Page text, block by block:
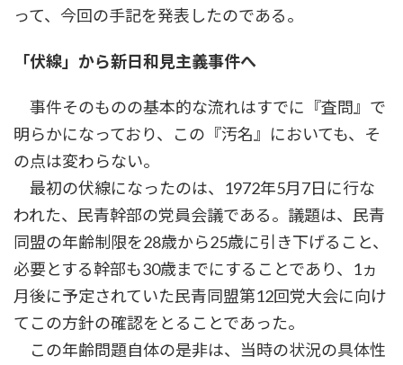
って、今回の手記を発表したのである。
「伏線」から新日和見主義事件へ
事件そのものの基本的な流れはすでに『査問』で
明らかになっており、この『汚名』においても、そ
の点は変わらない。
最初の伏線になったのは、1972年5月7日に行な
われた、民青幹部の党員会議である。議題は、民青
同盟の年齢制限を28歳から25歳に引き下げること、
必要とする幹部も30歳までにすることであり、1ヵ
月後に予定されていた民青同盟第12回党大会に向け
てこの方針の確認をとることであった。
この年齢問題自体の是非は、当時の状況の具体性